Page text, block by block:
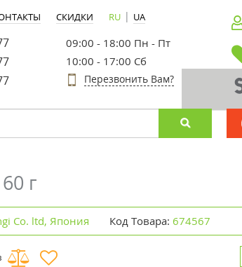
СКИДКИ RU | UA
09:00 - 18:00 Пн - Пт
10:00 - 17:00 Сб
Перезвонить Вам?
г
Co. ltd, Япония Код Товара: 674567